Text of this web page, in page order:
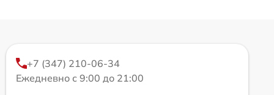
+7 (347) 210-06-34
Ежедневно с 9:00 до 21:00